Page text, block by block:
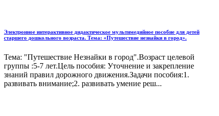
Электронное интерактивное дидактическое мультимедийное пособие для детей
старшего дошкольного возраста. Тема: «Путешествие незнайки в город».
Тема: "Путешествие Незнайки в город".Возраст целевой
группы :5-7 лет.Цель пособия: Уточнение и закрепление
знаний правил дорожного движения.Задачи пособия:1.
развивать внимание;2. развивать умение реш...